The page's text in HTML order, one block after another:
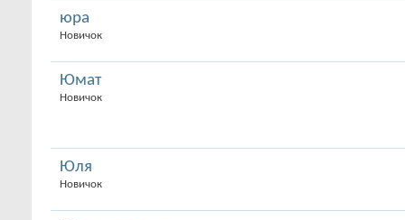
юра
Новичок
Юмат
Новичок
Юля
Новичок